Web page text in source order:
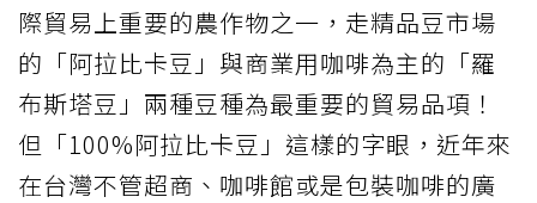
際貿易上重要的農作物之一，走精品豆市場
的「阿拉比卡豆」與商業用咖啡為主的「羅
布斯塔豆」兩種豆種為最重要的貿易品項！
但「100%阿拉比卡豆」這樣的字眼，近年來
在台灣不管超商、咖啡館或是包裝咖啡的廣